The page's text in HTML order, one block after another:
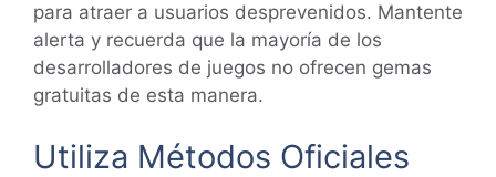
para atraer a usuarios desprevenidos. Mantente
alerta y recuerda que la mayoría de los
desarrolladores de juegos no ofrecen gemas
gratuitas de esta manera.
Utiliza Métodos Oficiales